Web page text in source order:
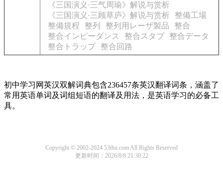
《三国演义·三气周瑜》解说与赏析
《三国演义·三顾草庐》解说与赏析 整備工場
整備規程
整列 整列用レーザ製品
整合
整合インピーダンス
整合スタブ 整合データ
整合トラップ 整合回路
初中学习网英汉双解词典包含236457条英汉翻译词条，涵盖了
常用英语单词及词组短语的翻译及用法，是英语学习的必备工
具。
Copyright © 2002-2024 53thu.com All Rights Reserved
更新时间：2026/8/8 21:30:22